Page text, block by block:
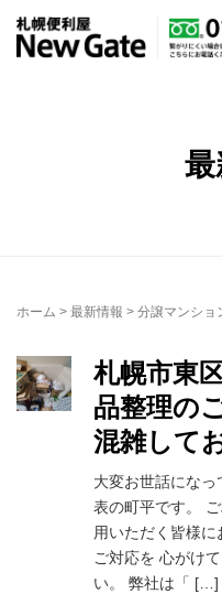
最
ホーム > 最新情報 > 分譲マンショ
札幌市東
品整理の
混雑して
大変お世話にな
表の町平です。
用いただく皆様に
ご対応を 心がけ
い。 弊社は「 […]